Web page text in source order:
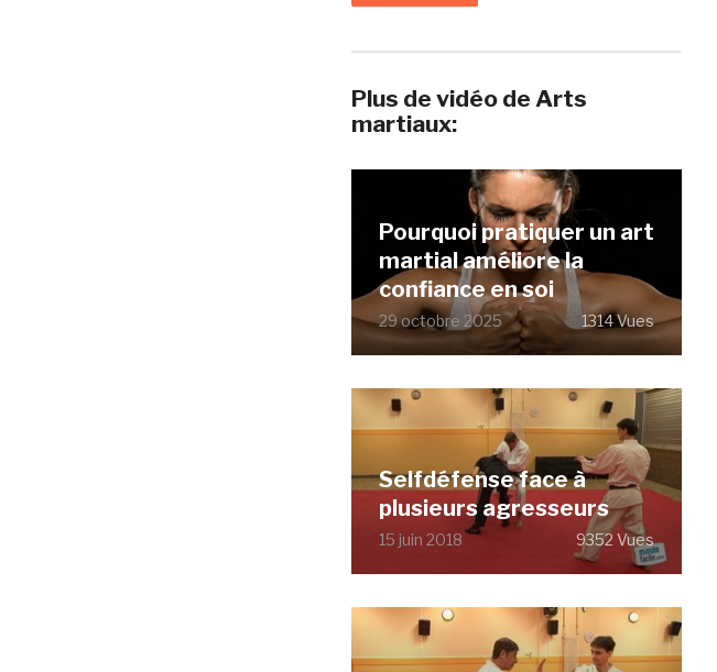
Plus de vidéo de Arts
martiaux:
Pourquoi pratiquer un art
martial améliore la
confiance en soi
29 octobre 2025 1314 Vues
Selfdéfense face à
plusieurs agresseurs
15 juin 2018 9352 Vues